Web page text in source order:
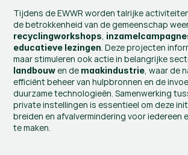
Tijdens de EWWR worden talrijke
recyclingworkshops
educatieve lezingen . Deze projecten
landbouw en de maakindustrie , waar de
efficiënt beheer van hulpbronnen en de
duurzame technologieën. Samenwerking
private instellingen is essentieel om deze
breiden en afvalvermindering voor iedereen
te maken.